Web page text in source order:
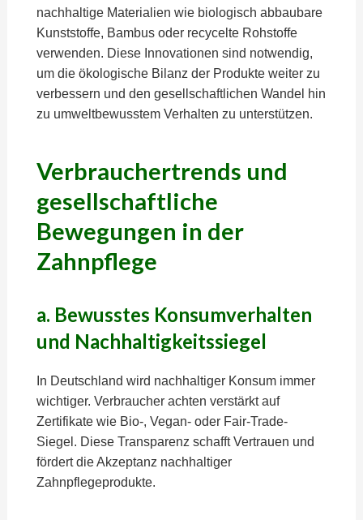
nachhaltige Materialien wie biologisch abbaubare
Kunststoffe, Bambus oder recycelte Rohstoffe
verwenden. Diese Innovationen sind notwendig,
um die ökologische Bilanz der Produkte weiter zu
verbessern und den gesellschaftlichen Wandel hin
zu umweltbewusstem Verhalten zu unterstützen.
Verbrauchertrends und
gesellschaftliche
Bewegungen in der
Zahnpflege
a. Bewusstes Konsumverhalten
und Nachhaltigkeitssiegel
In Deutschland wird nachhaltiger Konsum immer
wichtiger. Verbraucher achten verstärkt auf
Zertifikate wie Bio-, Vegan- oder Fair-Trade-
Siegel. Diese Transparenz schafft Vertrauen und
fördert die Akzeptanz nachhaltiger
Zahnpflegeprodukte.